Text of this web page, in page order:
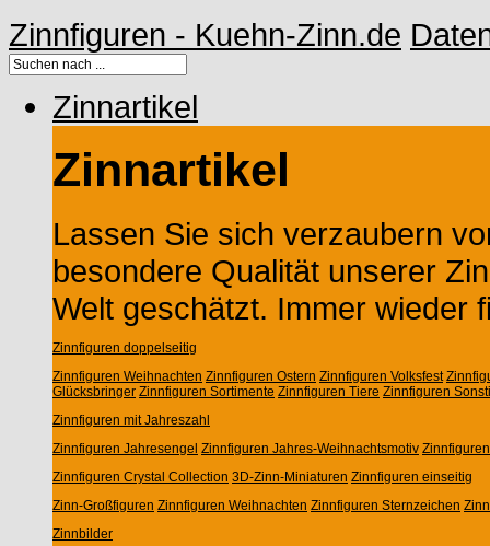
Zinnfiguren - Kuehn-Zinn.de
Zinnartikel
Zinnartikel
Lassen Sie sich verzaubern
besondere Qualität unserer
Welt geschätzt. Immer wieder
Zinnfiguren doppelseitig
Zinnfiguren Weihnachten Zinnfiguren Ostern Zinnfiguren Volksfest
Glücksbringer Zinnfiguren Sortimente Zinnfiguren Tiere Zinnfiguren
Zinnfiguren mit Jahreszahl
Zinnfiguren Jahresengel Zinnfiguren Jahres-Weihnachtsmotiv
Zinnfiguren Crystal Collection 3D-Zinn-Miniaturen Zinnfiguren einseitig
Zinn-Großfiguren Zinnfiguren Weihnachten Zinnfiguren Sternzeichen
Zinnbilder